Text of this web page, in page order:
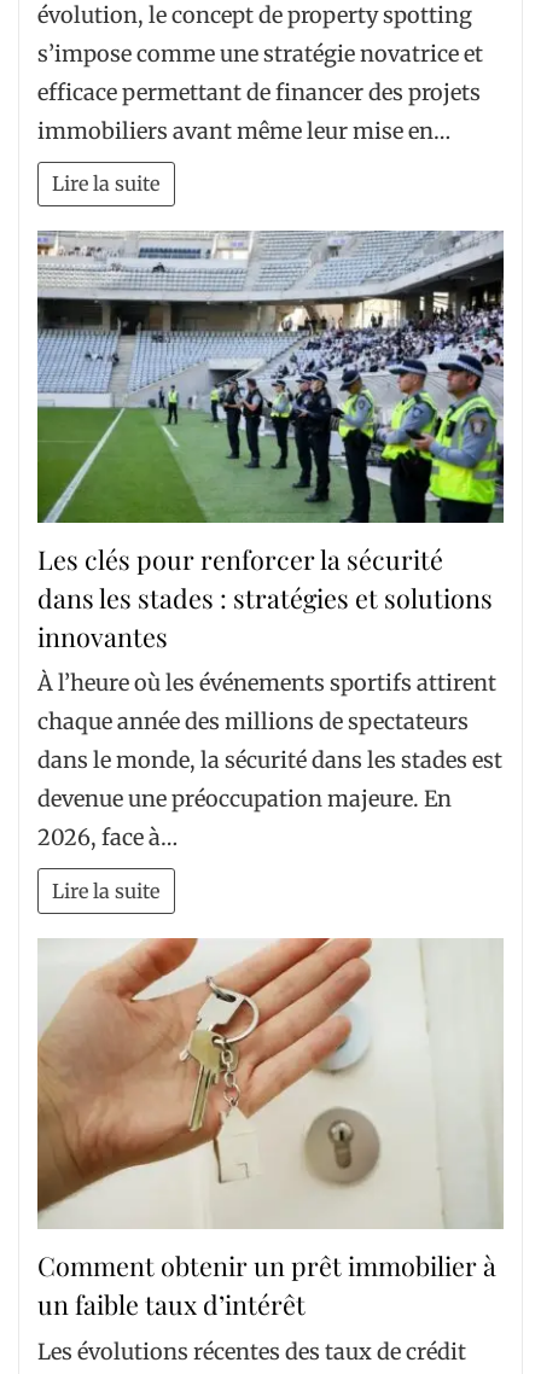
évolution, le concept de property spotting
s’impose comme une stratégie novatrice et
efficace permettant de financer des projets
immobiliers avant même leur mise en…
Lire la suite
Les clés pour renforcer la sécurité
dans les stades : stratégies et solutions
innovantes
À l’heure où les événements sportifs attirent
chaque année des millions de spectateurs
dans le monde, la sécurité dans les stades est
devenue une préoccupation majeure. En
2026, face à…
Lire la suite
Comment obtenir un prêt immobilier à
un faible taux d’intérêt
Les évolutions récentes des taux de crédit